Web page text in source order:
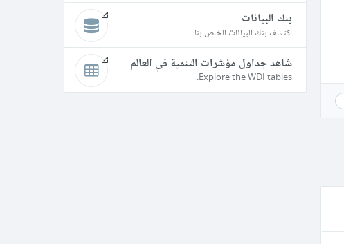
بنك البيانات
اكتشف بنك البيانات الخاص بنا
شاهد جداول مؤشرات التنمية في العالم
Explore the WDI tables.